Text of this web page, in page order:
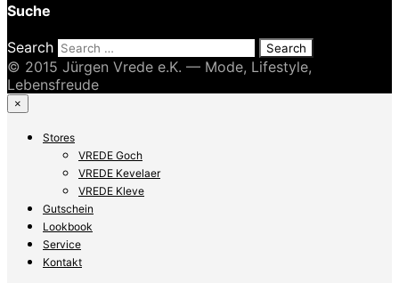
Suche
Search
© 2015 Jürgen Vrede e.K. — Mode, Lifestyle,
Lebensfreude
×
Stores
VREDE Goch
VREDE Kevelaer
VREDE Kleve
Gutschein
Lookbook
Service
Kontakt